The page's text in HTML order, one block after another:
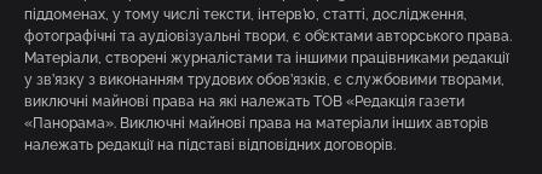
піддоменах, у тому числі тексти, інтерв’ю, статті, дослідження,
фотографічні та аудіовізуальні твори, є об’єктами авторського права.
Матеріали, створені журналістами та іншими працівниками редакції
у зв’язку з виконанням трудових обов’язків, є службовими творами,
виключні майнові права на які належать ТОВ «Редакція газети
«Панорама». Виключні майнові права на матеріали інших авторів
належать редакції на підставі відповідних договорів.